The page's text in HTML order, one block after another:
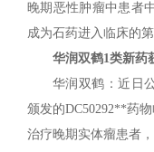
晚期恶性肿瘤中患者
成为石药进入临床的第
华润双鹤1类新药
华润双鹤：近日
颁发的DC50292**药
治疗晚期实体瘤患者